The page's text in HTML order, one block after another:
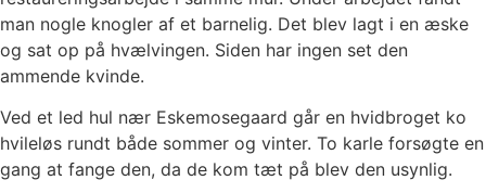
man nogle knogler af et barnelig. Det blev lagt i en æske
og sat op på hvælvingen. Siden har ingen set den
ammende kvinde.
Ved et led hul nær Eskemosegaard går en hvidbroget ko
hvileløs rundt både sommer og vinter. To karle forsøgte en
gang at fange den, da de kom tæt på blev den usynlig.